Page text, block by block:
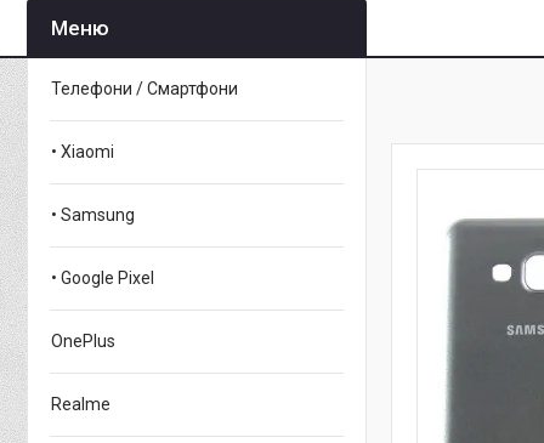
Телефони / Смартфони
• Xiaomi
• Samsung
• Google Pixel
OnePlus
Realme